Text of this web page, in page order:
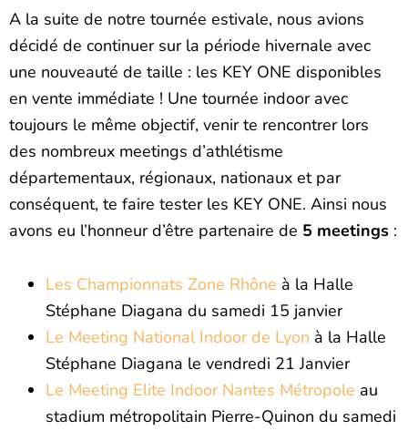
A la suite de notre tournée estivale, nous avions
décidé de continuer sur la période hivernale avec
une nouveauté de taille : les KEY ONE disponibles
en vente immédiate ! Une tournée indoor avec
toujours le même objectif, venir te rencontrer lors
des nombreux meetings d’athlétisme
départementaux, régionaux, nationaux et par
conséquent, te faire tester les KEY ONE. Ainsi nous
avons eu l’honneur d’être partenaire de 5 meetings :
Les Championnats Zone Rhône à la Halle
Stéphane Diagana du samedi 15 janvier
Le Meeting National Indoor de Lyon à la Halle
Stéphane Diagana le vendredi 21 Janvier
Le Meeting Elite Indoor Nantes Métropole au
stadium métropolitain Pierre-Quinon du samedi